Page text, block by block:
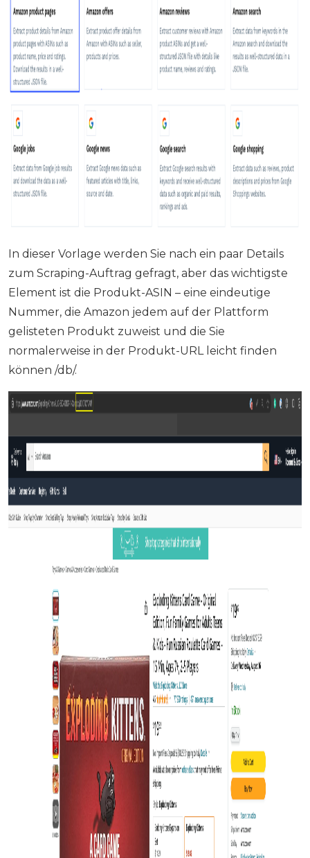
In dieser Vorlage werden Sie nach ein paar Details
zum Scraping-Auftrag gefragt, aber das wichtigste
Element ist die Produkt-ASIN – eine eindeutige
Nummer, die Amazon jedem auf der Plattform
gelisteten Produkt zuweist und die Sie
normalerweise in der Produkt-URL leicht finden
können /db/.